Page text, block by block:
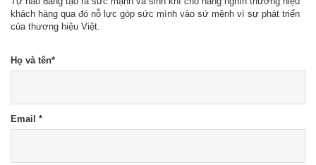
khách hàng qua đó nỗ lực góp sức mình vào sứ mệnh vì sự phát triển
của thương hiệu Việt.
Họ và tên*
Email *